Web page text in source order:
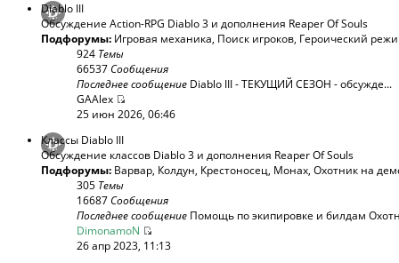
Diablo III
Обсуждение Action-RPG Diablo 3 и дополнения Reaper Of Souls
Подфорумы: Игровая механика, Поиск игроков, Героический
924 Темы
66537Сообщения
Последнее сообщение Diablo III - ТЕКУЩИЙ СЕЗОН - обсужде...
GAAlex
25 июн 2026, 06:46
Классы Diablo III
Обсуждение классов Diablo 3 и дополнения Reaper Of Souls
Подфорумы: Варвар, Колдун, Крестоносец, Монах, Охотник на
305 Темы
16687Сообщения
Последнее сообщение Помощь по экипировке и билдам
DimonamoN
26 апр 2023, 11:13